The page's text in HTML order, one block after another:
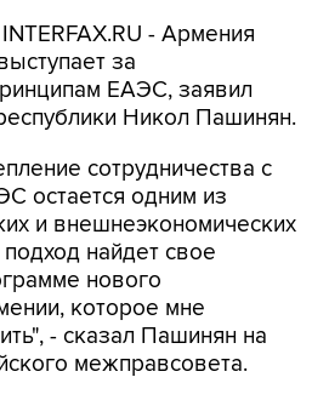
- Армения
за
ЕАЭС, заявил
Никол Пашинян.
сотрудничества с
остается одним из
и внешнеэкономических
найдет свое
нового
которое мне
- сказал Пашинян на
межправсовета.